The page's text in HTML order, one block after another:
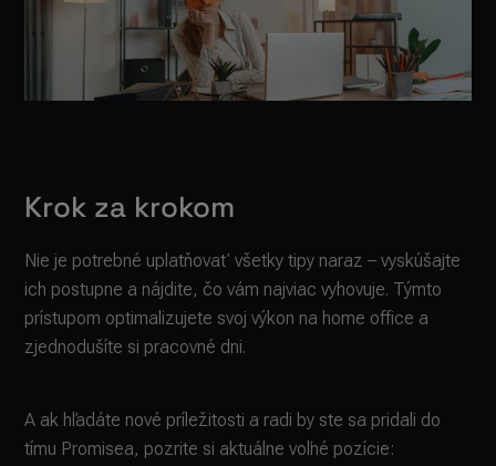
Krok za krokom
Nie je potrebné uplatňovať všetky tipy naraz – vyskúšajte
ich postupne a nájdite, čo vám najviac vyhovuje. Týmto
prístupom optimalizujete svoj výkon na home office a
zjednodušíte si pracovné dni.
A ak hľadáte nové príležitosti a radi by ste sa pridali do
tímu Promisea, pozrite si aktuálne voľné pozície: